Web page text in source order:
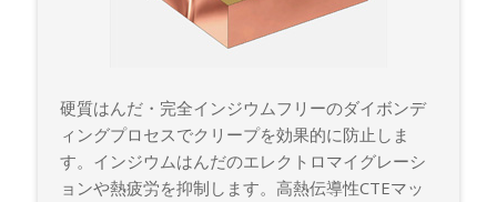
硬質はんだ・完全インジウムフリーのダイボンデ
ィングプロセスでクリープを効果的に防止しま
す。インジウムはんだのエレクトロマイグレーシ
ョンや熱疲労を抑制します。高熱伝導性CTEマッ